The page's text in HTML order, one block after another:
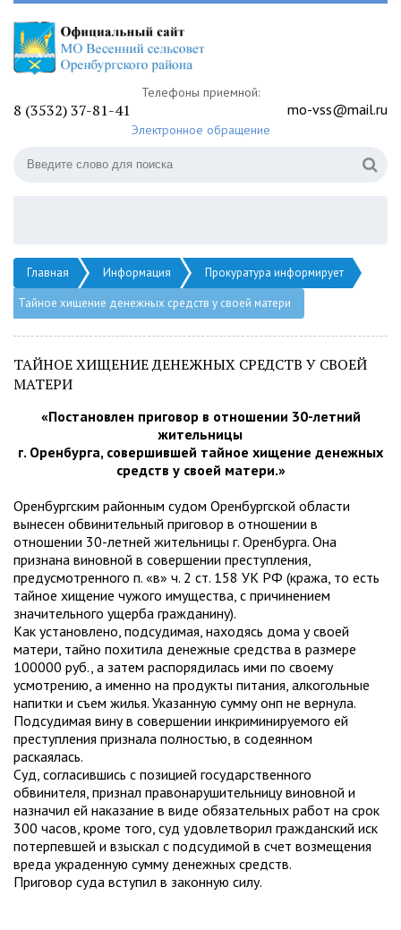
Телефоны приемной:
8 (3532) 37-81-41 mo-vss@mail.ru
Электронное обращение
Главная Информация
Прокуратура информирует
Тайное хищение денежных средств у своей матери
ТАЙНОЕ ХИЩЕНИЕ ДЕНЕЖНЫХ СРЕДСТВ У СВОЕЙ
МАТЕРИ
«Постановлен приговор в отношении 30-летний
жительницы
г. Оренбурга, совершившей тайное хищение денежных
средств у своей матери.»
Оренбургским районным судом Оренбургской области
вынесен обвинительный приговор в отношении в
отношении 30-летней жительницы г. Оренбурга. Она
признана виновной в совершении преступления,
предусмотренного п. «в» ч. 2 ст. 158 УК РФ (кража, то есть
тайное хищение чужого имущества, с причинением
значительного ущерба гражданину).
Как установлено, подсудимая, находясь дома у своей
матери, тайно похитила денежные средства в размере
100000 руб., а затем распорядилась ими по своему
усмотрению, а именно на продукты питания, алкогольные
напитки и съем жилья. Указанную сумму онп не вернула.
Подсудимая вину в совершении инкриминируемого ей
преступления признала полностью, в содеянном
раскаялась.
Суд, согласившись с позицией государственного
обвинителя, признал правонарушительницу виновной и
назначил ей наказание в виде обязательных работ на срок
300 часов, кроме того, суд удовлетворил гражданский иск
потерпевшей и взыскал с подсудимой в счет возмещения
вреда украденную сумму денежных средств.
Приговор суда вступил в законную силу.